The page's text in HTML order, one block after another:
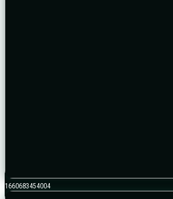
1660683454004